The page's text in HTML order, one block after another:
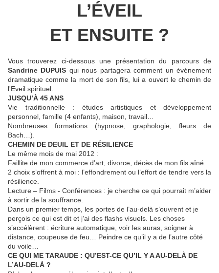
L’ÉVEIL
ET ENSUITE ?
Vous trouverez ci-dessous une présentation du parcours de
Sandrine DUPUIS qui nous partagera comment un événement
dramatique comme la mort de son fils, lui a ouvert le chemin de
l'Eveil spirituel.
JUSQU’À 45 ANS
Vie traditionnelle : études artistiques et développement
personnel, famille (4 enfants), maison, travail…
Nombreuses formations (hypnose, graphologie, fleurs de
Bach…).
CHEMIN DE DEUIL ET DE RÉSILIENCE
Le même mois de mai 2012 :
Faillite de mon commerce d’art, divorce, décès de mon fils aîné.
2 choix s’offrent à moi : l’effondrement ou l’effort de tendre vers la
résilience.
Lecture – Films - Conférences : je cherche ce qui pourrait m’aider
à sortir de la souffrance.
Dans un premier temps, les portes de l’au-delà s’ouvrent et je
perçois ce qui est dit et j’ai des flashs visuels. Les choses
s’accélèrent : écriture automatique, voir les auras, soigner à
distance, coupeuse de feu… Peindre ce qu’il y a de l’autre côté
du voile…
CE QUI ME TARAUDE : QU’EST-CE QU’IL Y A AU-DELÀ DE
L’AU-DELÀ ?